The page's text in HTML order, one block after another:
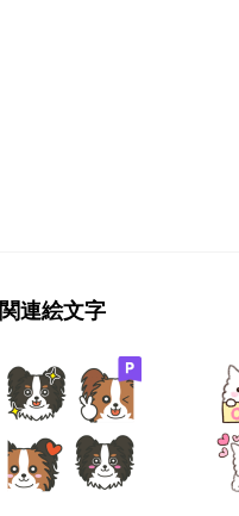
関連絵文字